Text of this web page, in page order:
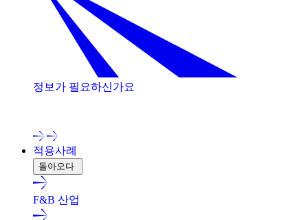
정보가 필요하신가요
적용사례
돌아오다
F&B 산업